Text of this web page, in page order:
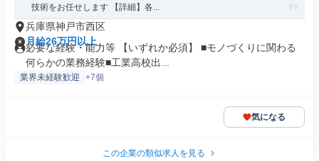
技術をお任せします 【詳細】各...
兵庫県神戸市西区
月給26万円以上
必要な経験・能力等 【いずれか必須】 ■モノづくりに関わる
何らかの業務経験■工業高校出...
業界未経験歓迎 +7個
気になる
この企業の類似求人を見る